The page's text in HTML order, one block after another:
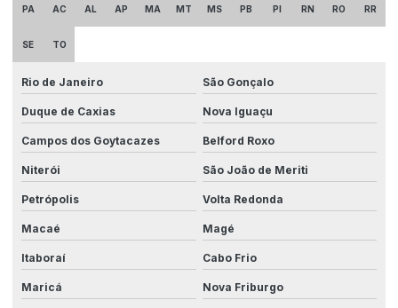
Comunicação entre máquinas industriais
Consultoria em automação industrial
Desenvolvimento de equipamentos industriais
Desenvolvimento de painéis elétricos
Desenvolvimento de sistemas automatizados
Drive system
Eficiência energética industrial
Eficiência operacional com máquinas especiais
Eficiência na produção com integração
PA AC AL AP MA MT MS PB PI RN RO RR
SE TO
Rio de Janeiro São Gonçalo
Duque de Caxias Nova Iguaçu
Campos dos Goytacazes Belford Roxo
Niterói São João de Meriti
Petrópolis Volta Redonda
Macaé Magé
Itaboraí Cabo Frio
Maricá Nova Friburgo